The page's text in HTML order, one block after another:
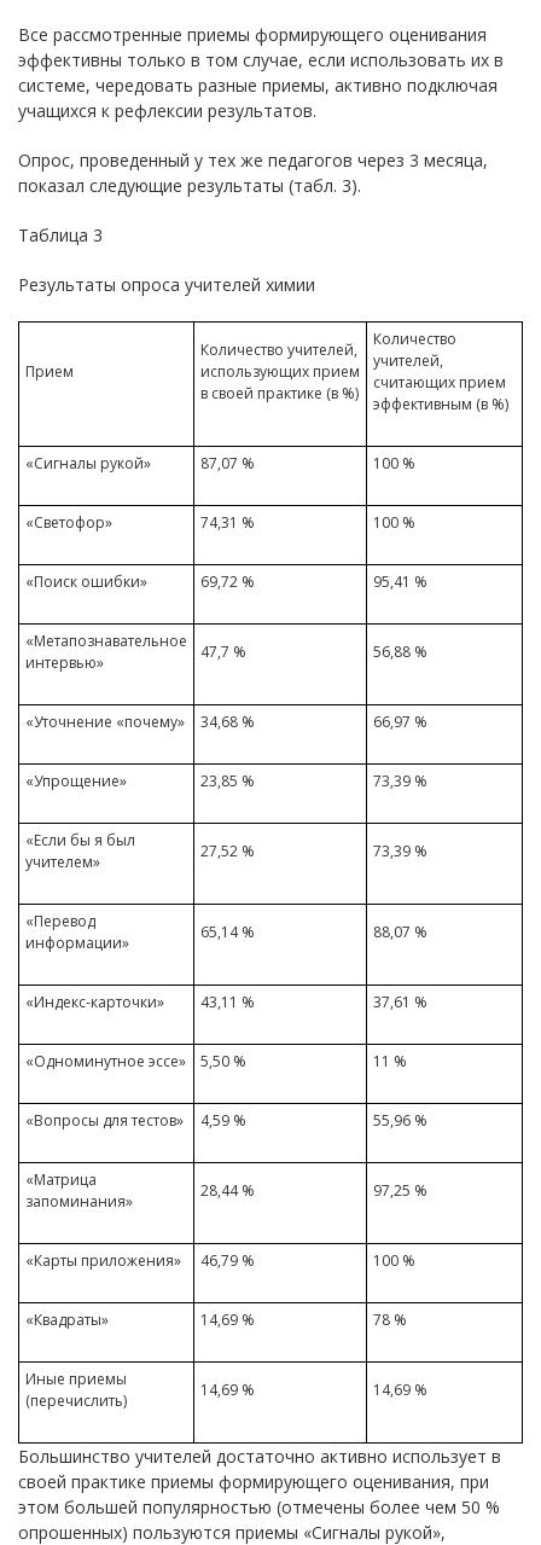
Все рассмотренные приемы формирующего оценивания
эффективны только в том случае, если использовать их в
системе, чередовать разные приемы, активно подключая
учащихся к рефлексии результатов.
Опрос, проведенный у тех же педагогов через 3 месяца,
показал следующие результаты (табл. 3).
Таблица 3
Результаты опроса учителей химии
Прием
Количество учителей,
использующих прием
в своей практике (в %)
Количество
учителей,
считающих прием
эффективным (в %)
«Сигналы рукой» 87,07 % 100 %
«Светофор» 74,31 % 100 %
«Поиск ошибки» 69,72 % 95,41 %
«Метапознавательное
интервью»
47,7 % 56,88 %
«Уточнение «почему» 34,68 % 66,97 %
«Упрощение» 23,85 % 73,39 %
«Если бы я был
учителем»
27,52 % 73,39 %
«Перевод
информации»
65,14 % 88,07 %
«Индекс-карточки» 43,11 % 37,61 %
«Одноминутное эссе» 5,50 % 11 %
«Вопросы для тестов» 4,59 % 55,96 %
«Матрица
запоминания»
28,44 % 97,25 %
«Карты приложения» 46,79 % 100 %
«Квадраты» 14,69 % 78 %
Иные приемы
(перечислить)
14,69 % 14,69 %
Большинство учителей достаточно активно использует в
своей практике приемы формирующего оценивания, при
этом большей популярностью (отмечены более чем 50 %
опрошенных) пользуются приемы «Сигналы рукой»,